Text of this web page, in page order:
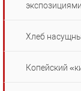
экспозициями
Хлеб
Копейский